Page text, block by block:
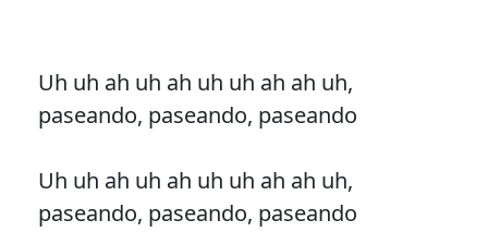
Uh uh ah uh ah uh uh ah ah uh,
paseando, paseando, paseando
Uh uh ah uh ah uh uh ah ah uh,
paseando, paseando, paseando